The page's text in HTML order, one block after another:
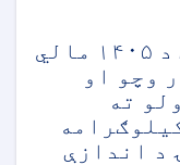
د کابل ښار پوهنې ریاست د ۱۴۰۵ مالي
وچو او
ته
لري: ۱۸۳۹۳۴.۶۱۱ کیلوګرامه
د اندازې